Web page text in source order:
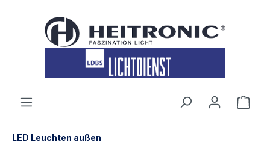
LED Leuchten außen